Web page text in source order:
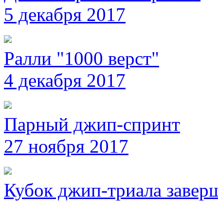
5 декабря 2017
Ралли "1000 верст"
4 декабря 2017
Парный джип-спринт
27 ноября 2017
Кубок джип-триала